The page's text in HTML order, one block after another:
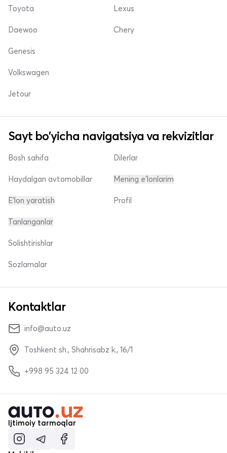
Toyota
Daewoo
Lexus
Chery
Genesis
Volkswagen
Jetour
Sayt bo'yicha navigatsiya va rekvizitlar
Bosh sahifa
Haydalgan avtomobillar
E'lon yaratish
Dilerlar
Mening e'lonlarim
Profil
Tanlanganlar
Solishtirishlar
Sozlamalar
Kontaktlar
info@auto.uz
Toshkent sh., Shahrisabz k., 16/1
+998 95 324 12 00
Ijtimoiy tarmoqlar